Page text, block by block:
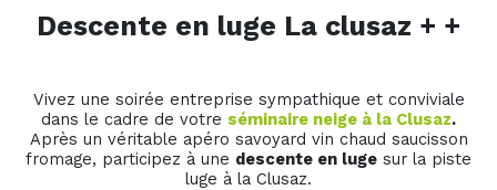
Descente en luge La clusaz + +
Vivez une soirée entreprise sympathique et conviviale
dans le cadre de votre séminaire neige à la Clusaz.
Après un véritable apéro savoyard vin chaud saucisson
fromage, participez à une descente en luge sur la piste
luge à la Clusaz.